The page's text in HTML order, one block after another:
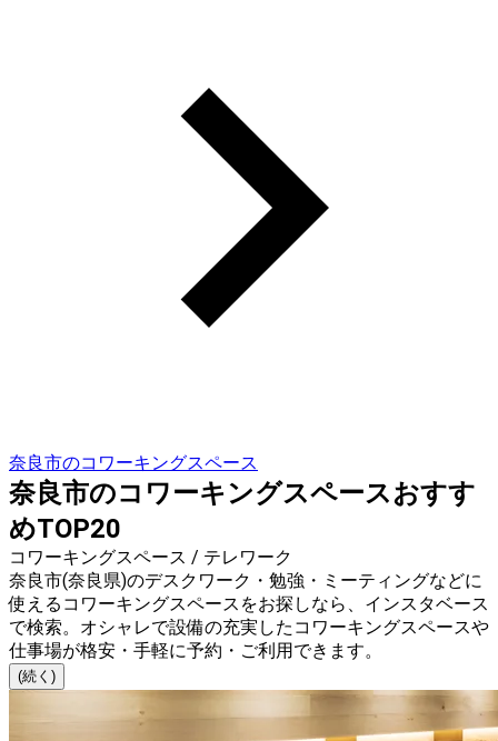
奈良市のコワーキングスペース
奈良市のコワーキングスペースおすす
めTOP20
コワーキングスペース / テレワーク
奈良市(奈良県)のデスクワーク・勉強・ミーティングなどに
使えるコワーキングスペースをお探しなら、インスタベース
で検索。オシャレで設備の充実したコワーキングスペースや
仕事場が格安・手軽に予約・ご利用できます。
(続く)